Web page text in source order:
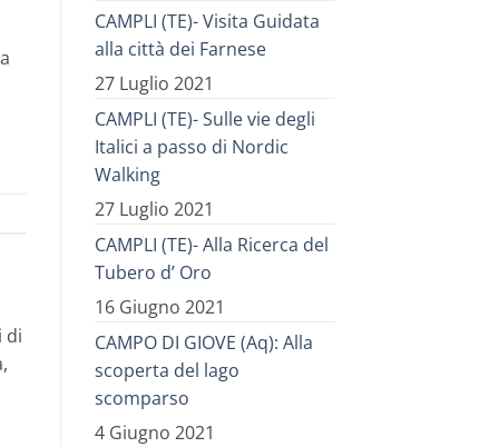
di
CAMPLI (TE)- Visita Guidata
alla città dei Farnese
27 Luglio 2021
CAMPLI (TE)- Sulle vie degli
Italici a passo di Nordic
Walking
27 Luglio 2021
CAMPLI (TE)- Alla Ricerca del
Tubero d’ Oro
16 Giugno 2021
CAMPO DI GIOVE (Aq): Alla
scoperta del lago
scomparso
4 Giugno 2021